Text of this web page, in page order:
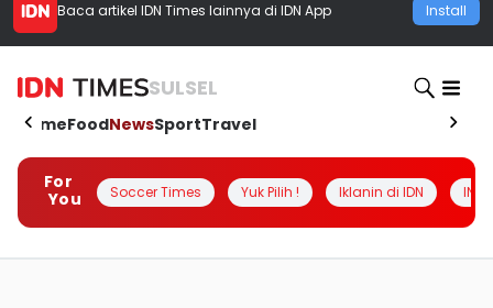
Baca artikel IDN Times lainnya di IDN App Install
SULSEL
HomeFoodNewsSportTravel
For
You
Soccer Times Yuk Pilih ! Iklanin di IDN